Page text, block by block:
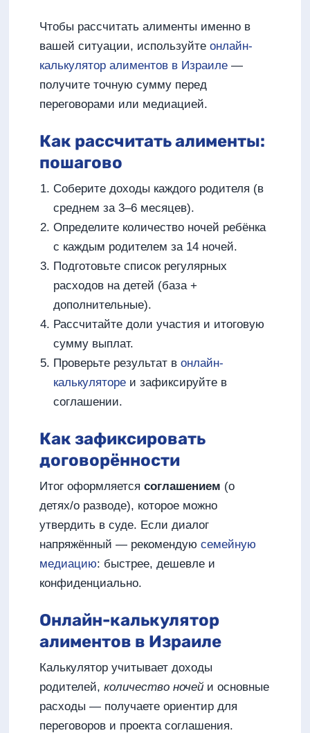
Чтобы рассчитать алименты именно в
вашей ситуации, используйте онлайн-
калькулятор алиментов в Израиле —
получите точную сумму перед
переговорами или медиацией.
Как рассчитать алименты:
пошагово
Соберите доходы каждого родителя (в
среднем за 3–6 месяцев).
Определите количество ночей ребёнка
с каждым родителем за 14 ночей.
Подготовьте список регулярных
расходов на детей (база +
дополнительные).
Рассчитайте доли участия и итоговую
сумму выплат.
Проверьте результат в онлайн-
калькулятореи зафиксируйте в
соглашении.
Как зафиксировать
договорённости
Итог оформляется соглашением (о
детях/о разводе), которое можно
утвердить в суде. Если диалог
напряжённый — рекомендую семейную
медиацию: быстрее, дешевле и
конфиденциально.
Онлайн-калькулятор
алиментов в Израиле
Калькулятор учитывает доходы
родителей, количество ночейи основные
расходы — получаете ориентир для
переговоров и проекта соглашения.